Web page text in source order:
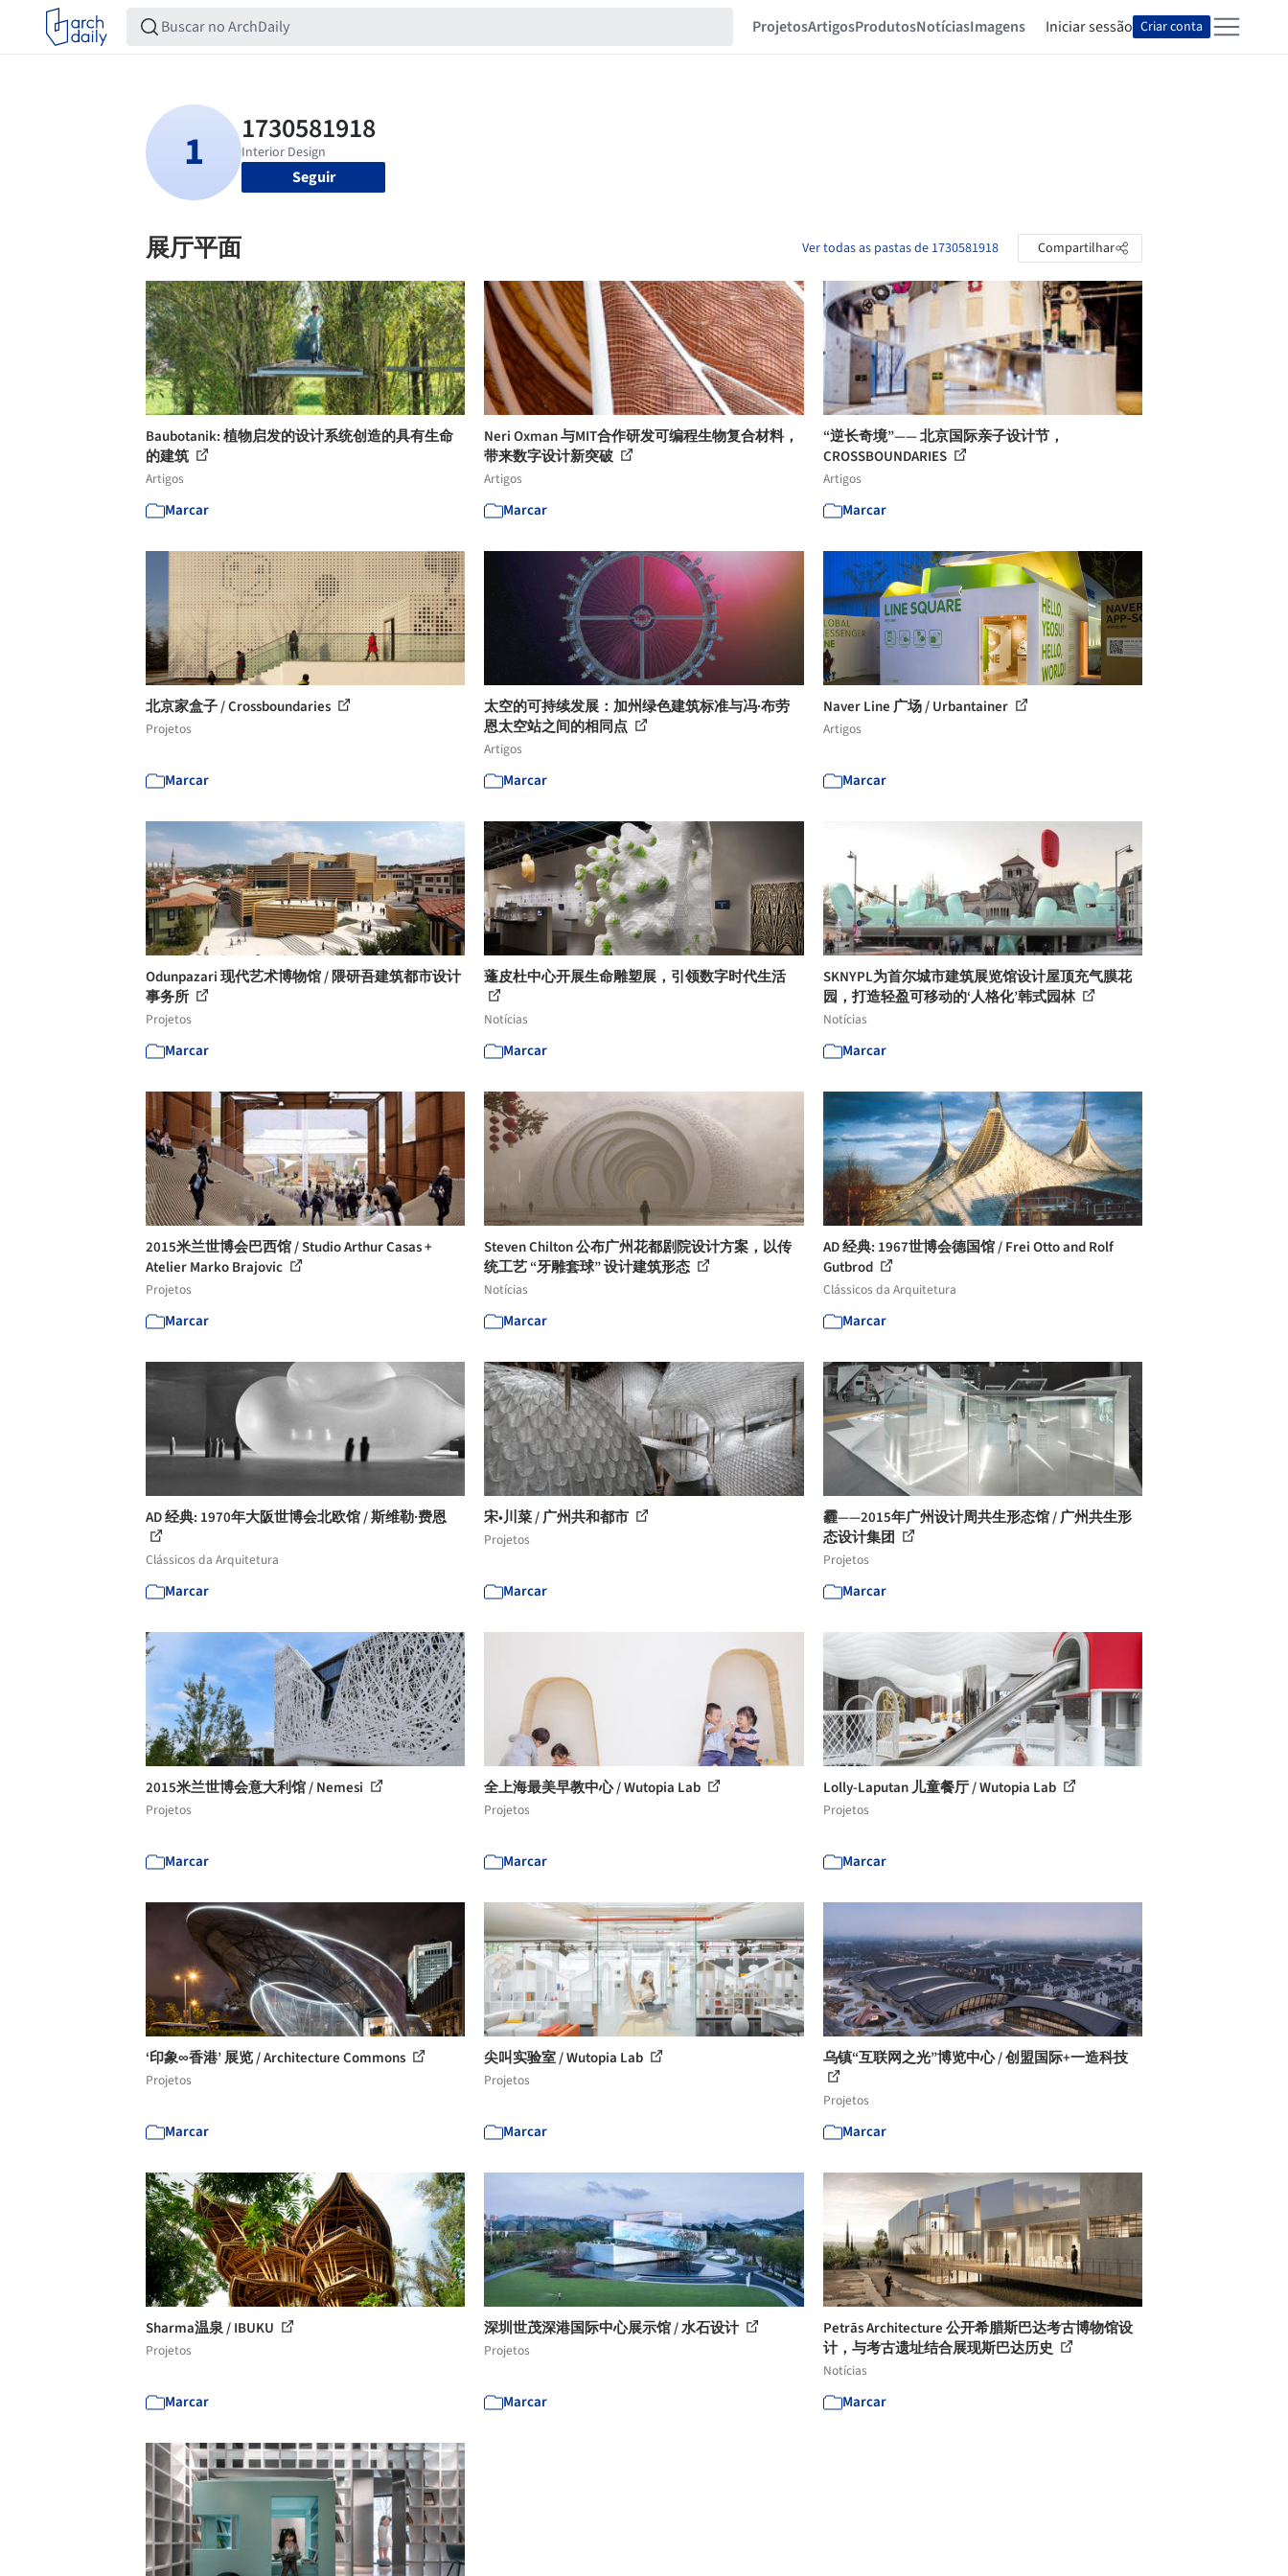
ProjetosArtigosProdutosNotíciasImagens Iniciar sessão Criar conta
Seguir
展厅平面 Ver todas as pastas de 1730581918 Compartilhar
Baubotanik: 植物启发的设计系统创造的具有生命
的建筑
Artigos
Marcar
Neri Oxman 与MIT合作研发可编程生物复合材料，
带来数字设计新突破
Artigos
Marcar
“逆长奇境”—— 北京国际亲子设计节，
CROSSBOUNDARIES
Artigos
Marcar
北京家盒子 / Crossboundaries
Projetos
Marcar
太空的可持续发展：加州绿色建筑标准与冯·布劳
恩太空站之间的相同点
Artigos
Marcar
Naver Line 广场 / Urbantainer
Artigos
Marcar
Odunpazari 现代艺术博物馆 / 隈研吾建筑都市设计
事务所
Projetos
Marcar
蓬皮杜中心开展生命雕塑展，引领数字时代生活
Notícias
Marcar
SKNYPL为首尔城市建筑展览馆设计屋顶充气膜花
园，打造轻盈可移动的‘人格化’韩式园林
Notícias
Marcar
2015米兰世博会巴西馆 / Studio Arthur Casas +
Atelier Marko Brajovic
Projetos
Marcar
Steven Chilton 公布广州花都剧院设计方案，以传
统工艺 “牙雕套球” 设计建筑形态
Notícias
Marcar
AD 经典: 1967世博会德国馆 / Frei Otto and Rolf
Gutbrod
Clássicos da Arquitetura
Marcar
AD 经典: 1970年大阪世博会北欧馆 / 斯维勒·费恩
Clássicos da Arquitetura
Marcar
宋•川菜 / 广州共和都市
Projetos
Marcar
霾——2015年广州设计周共生形态馆 / 广州共生形
态设计集团
Projetos
Marcar
2015米兰世博会意大利馆 / Nemesi
Projetos
Marcar
全上海最美早教中心 / Wutopia Lab
Projetos
Marcar
Lolly-Laputan 儿童餐厅 / Wutopia Lab
Projetos
Marcar
‘印象∞香港’ 展览 / Architecture Commons
Projetos
Marcar
尖叫实验室 / Wutopia Lab
Projetos
Marcar
乌镇“互联网之光”博览中心 / 创盟国际+一造科技
Projetos
Marcar
Sharma温泉 / IBUKU
Projetos
Marcar
深圳世茂深港国际中心展示馆 / 水石设计
Projetos
Marcar
Petrās Architecture 公开希腊斯巴达考古博物馆设
计，与考古遗址结合展现斯巴达历史
Notícias
Marcar